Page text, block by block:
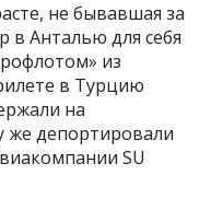
не бывавшая за
в Анталью для себя
из
в Турцию
на
же депортировали
SU